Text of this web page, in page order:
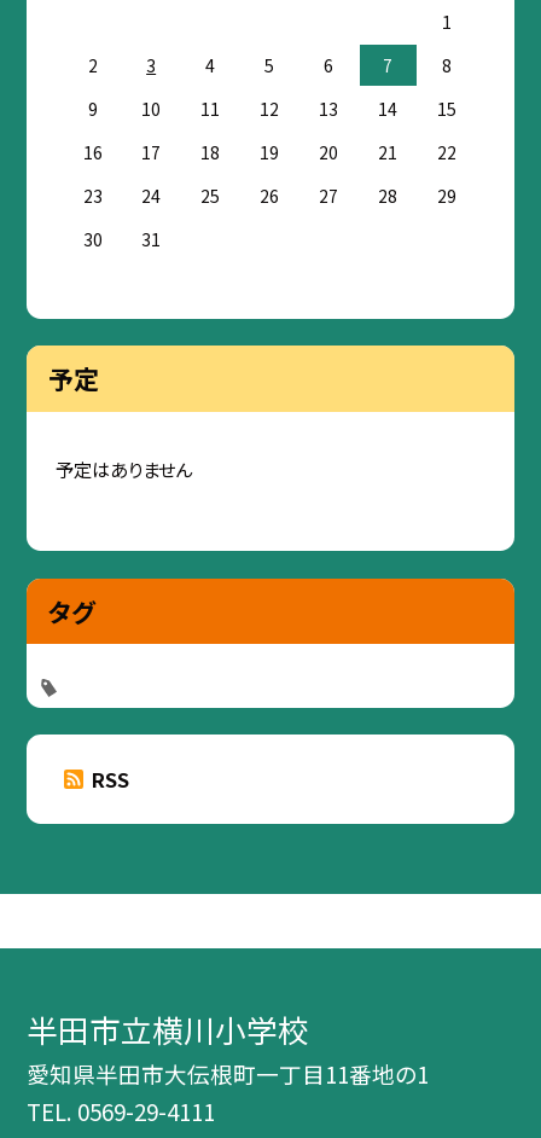
1
2
3 4 5 6 7
8
9
10 11 12 13 14
15
16
17 18 19 20 21
22
23
24 25 26 27 28
29
30
31
予定
予定はありません
タグ
RSS
半田市立横川小学校
愛知県半田市大伝根町一丁目11番地の1
TEL. 0569-29-4111